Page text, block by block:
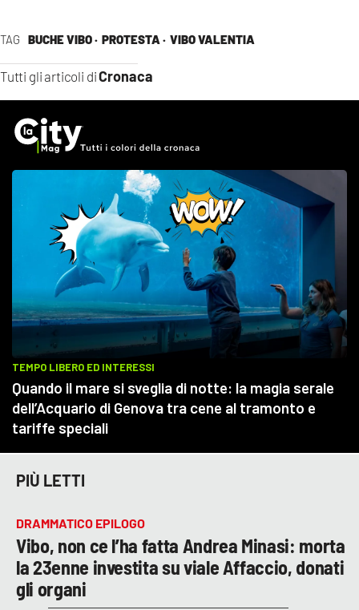
TAG BUCHE VIBO · PROTESTA · VIBO VALENTIA
Tutti gli articoli diCronaca
PIÙ LETTI
DRAMMATICO EPILOGO
Vibo, non ce l’ha fatta Andrea Minasi: morta
la 23enne investita su viale Affaccio, donati
gli organi